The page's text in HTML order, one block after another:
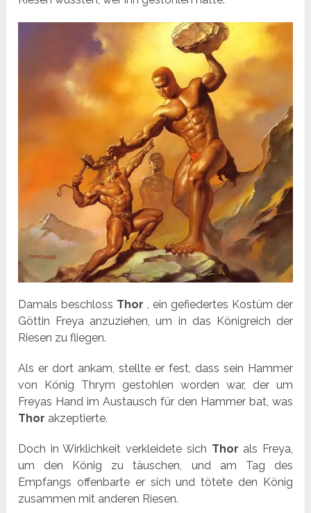
Damals beschloss Thor , ein gefiedertes Kostüm der
Göttin Freya anzuziehen, um in das Königreich der
Riesen zu fliegen.
Als er dort ankam, stellte er fest, dass sein Hammer
von König Thrym gestohlen worden war, der um
Freyas Hand im Austausch für den Hammer bat, was
Thor akzeptierte.
Doch in Wirklichkeit verkleidete sich Thor als Freya,
um den König zu täuschen, und am Tag des
Empfangs offenbarte er sich und tötete den König
zusammen mit anderen Riesen.